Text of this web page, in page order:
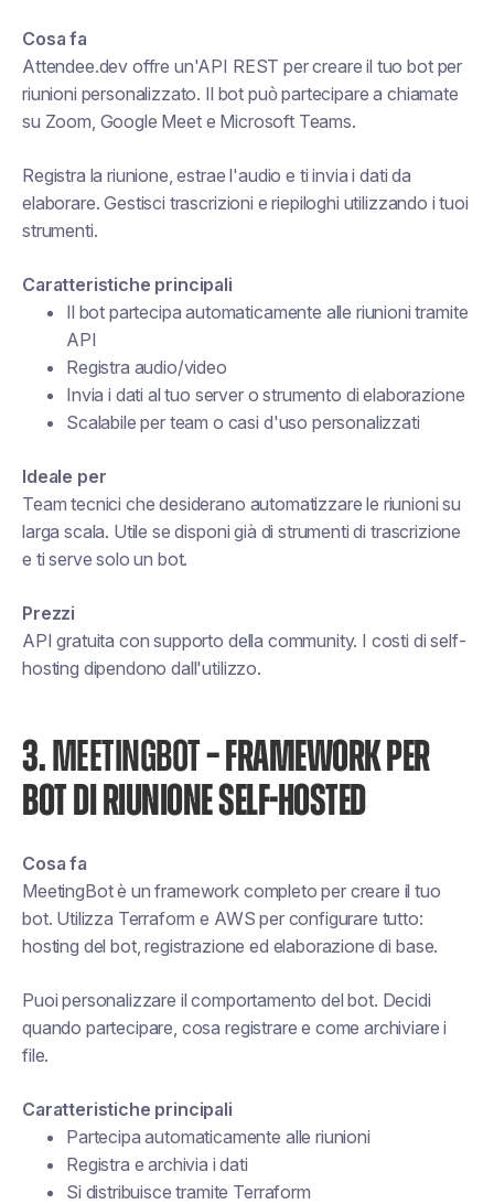
Cosa fa
Attendee.dev offre un'API REST per creare il tuo bot per
riunioni personalizzato. Il bot può partecipare a chiamate
su Zoom, Google Meet e Microsoft Teams.
Registra la riunione, estrae l'audio e ti invia i dati da
elaborare. Gestisci trascrizioni e riepiloghi utilizzando i tuoi
strumenti.
Caratteristiche principali
Il bot partecipa automaticamente alle riunioni tramite
API
Registra audio/video
Invia i dati al tuo server o strumento di elaborazione
Scalabile per team o casi d'uso personalizzati
Ideale per
Team tecnici che desiderano automatizzare le riunioni su
larga scala. Utile se disponi già di strumenti di trascrizione
e ti serve solo un bot.
Prezzi
API gratuita con supporto della community. I costi di self-
hosting dipendono dall'utilizzo.
3. MEETINGBOT– FRAMEWORK PER
BOT DI RIUNIONE SELF-HOSTED
Cosa fa
MeetingBot è un framework completo per creare il tuo
bot. Utilizza Terraform e AWS per configurare tutto:
hosting del bot, registrazione ed elaborazione di base.
Puoi personalizzare il comportamento del bot. Decidi
quando partecipare, cosa registrare e come archiviare i
file.
Caratteristiche principali
Partecipa automaticamente alle riunioni
Registra e archivia i dati
Si distribuisce tramite Terraform